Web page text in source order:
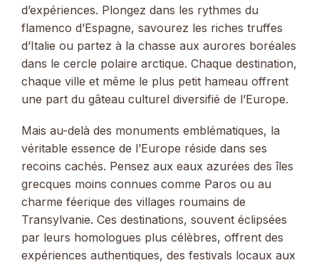
d’expériences. Plongez dans les rythmes du
flamenco d’Espagne, savourez les riches truffes
d’Italie ou partez à la chasse aux aurores boréales
dans le cercle polaire arctique. Chaque destination,
chaque ville et même le plus petit hameau offrent
une part du gâteau culturel diversifié de l’Europe.
Mais au-delà des monuments emblématiques, la
véritable essence de l’Europe réside dans ses
recoins cachés. Pensez aux eaux azurées des îles
grecques moins connues comme Paros ou au
charme féerique des villages roumains de
Transylvanie. Ces destinations, souvent éclipsées
par leurs homologues plus célèbres, offrent des
expériences authentiques, des festivals locaux aux